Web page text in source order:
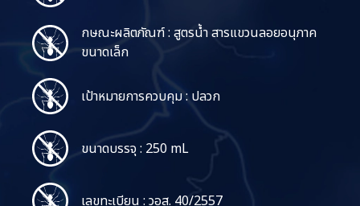
กษณะผลิตภัณฑ์ : สูตรน้ำ สารแขวนลอยอนุภาค
ขนาดเล็ก
เป้าหมายการควบคุม : ปลวก
ขนาดบรรจุ : 250 mL
เลขทะเบียน : วอส. 40/2557